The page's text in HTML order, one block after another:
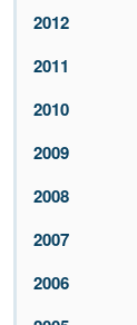
2012
2011
2010
2009
2008
2007
2006